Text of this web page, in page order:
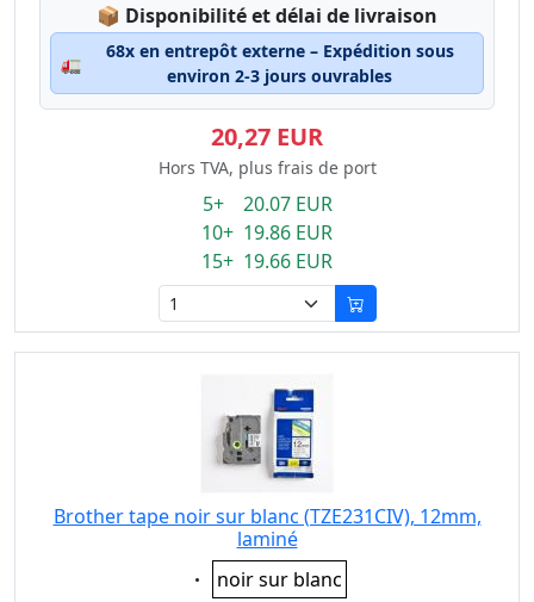
📦 Lagerstatus:
Disponibilité et délai de livraison
🚛
68x en entrepôt externe – Expédition sous
environ 2-3 jours ouvrables
20,27 EUR
Hors TVA, plus frais de port
5+ 20.07 EUR
10+ 19.86 EUR
15+ 19.66 EUR
Brother tape noir sur blanc (TZE231CIV), 12mm,
laminé
Eigenschaft:
noir sur blanc